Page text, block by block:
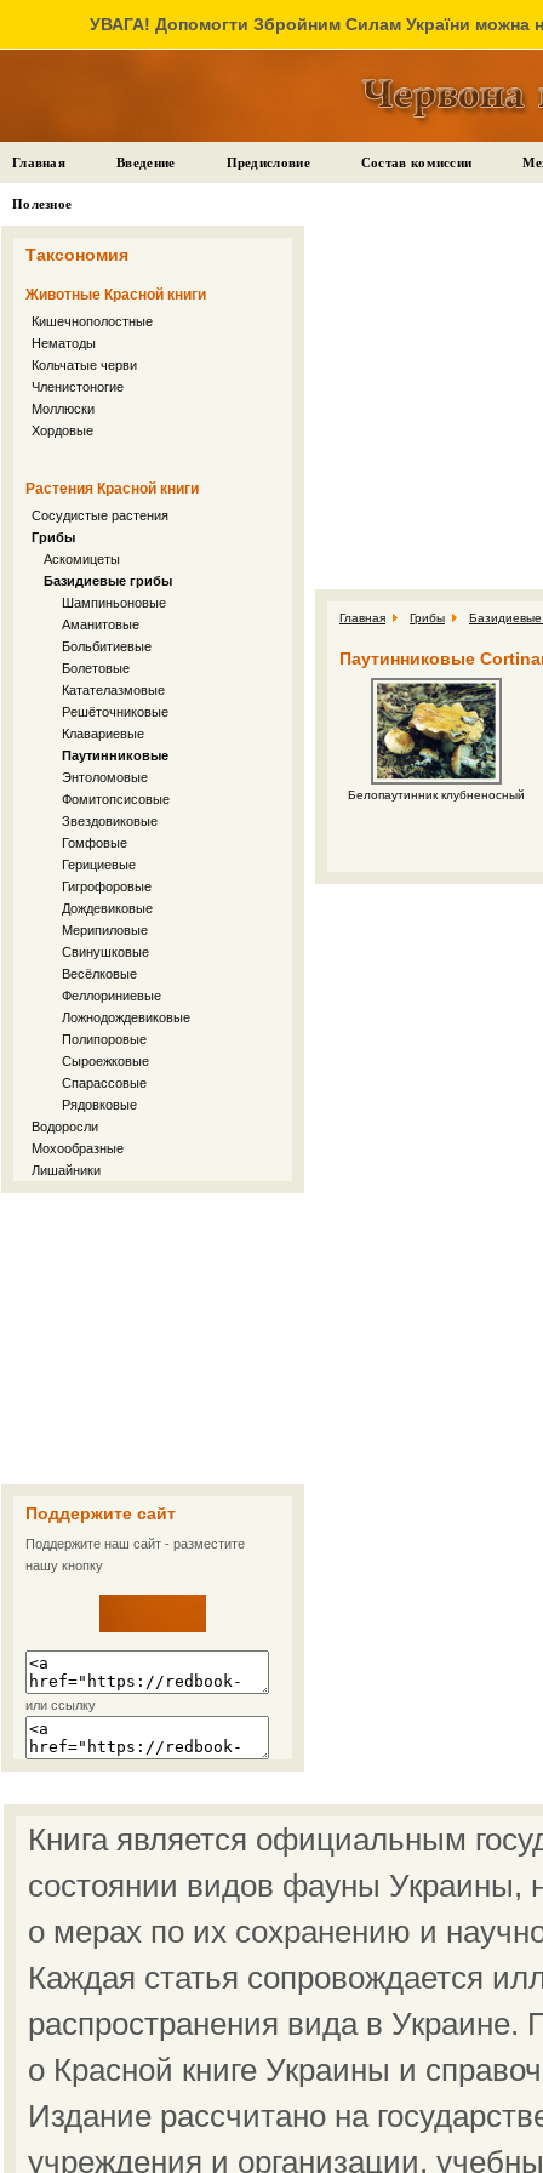
УВАГА! Допомогти Збройним Силам України можна
Главная Введение Предисловие Состав комиссии
Полезное
Таксономия
Животные Красной книги
Кишечнополостные
Нематоды
Кольчатые черви
Членистоногие
Моллюски
Хордовые
Растения Красной книги
Сосудистые растения
Грибы
Аскомицеты
Базидиевые грибы
Шампиньоновые
Аманитовые
Больбитиевые
Болетовые
Катателазмовые
Решёточниковые
Клавариевые
Паутинниковые
Энтоломовые
Фомитопсисовые
Звездовиковые
Гомфовые
Герициевые
Гигрофоровые
Дождевиковые
Мерипиловые
Свинушковые
Весёлковые
Феллориниевые
Ложнодождевиковые
Полипоровые
Сыроежковые
Спарассовые
Рядовковые
Водоросли
Мохообразные
Лишайники
Поддержите сайт
Поддержите наш сайт - разместите
нашу кнопку
или ссылку
Главная Грибы
Паутинниковые
Белопаутинник клубненосный
Книга является официальным
состоянии видов фауны Украины,
о мерах по их сохранению и
Каждая статья сопровождается
распространения вида в
о Красной книге Украины и
Издание рассчитано на
учреждения и организации,